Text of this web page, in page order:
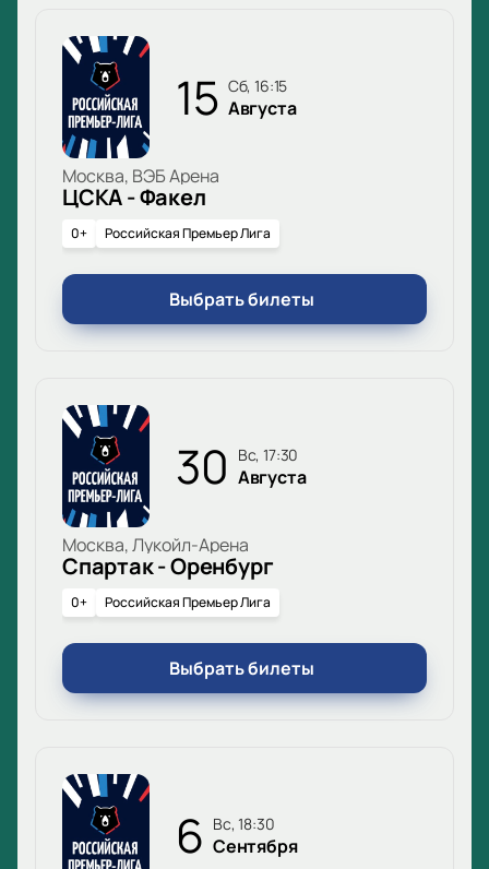
15 сб, 16:15
Августа
Москва, ВЭБ Арена
ЦСКА - Факел
0+ Российская Премьер Лига
Выбрать билеты
30 вс, 17:30
Августа
Москва, Лукойл-Арена
Спартак - Оренбург
0+ Российская Премьер Лига
Выбрать билеты
6 вс, 18:30
Сентября